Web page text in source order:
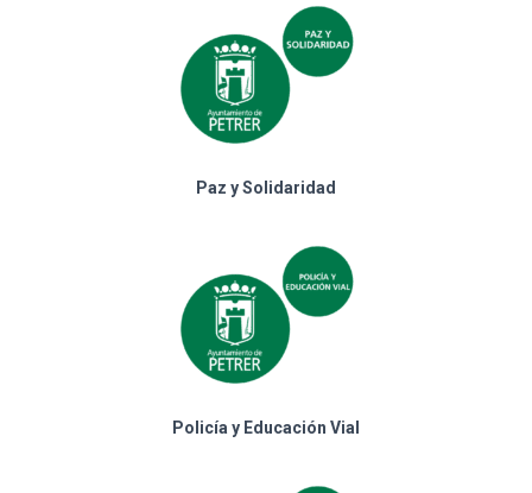
Paz y Solidaridad
Policía y Educación Vial